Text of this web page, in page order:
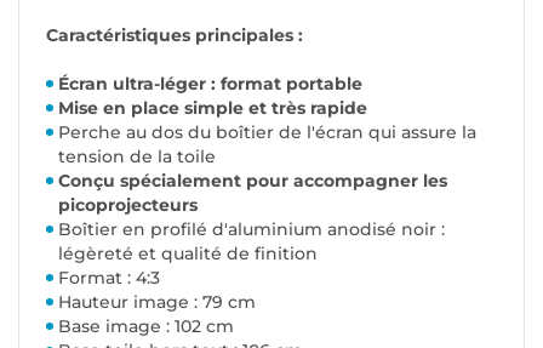
Caractéristiques principales :
Écran ultra-léger : format portable
Mise en place simple et très rapide
Perche au dos du boîtier de l'écran qui assure la
tension de la toile
Conçu spécialement pour accompagner les
picoprojecteurs
Boîtier en profilé d'aluminium anodisé noir :
légèreté et qualité de finition
Format : 4:3
Hauteur image : 79 cm
Base image : 102 cm